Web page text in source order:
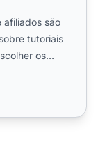
afiliados são
tutoriais
os